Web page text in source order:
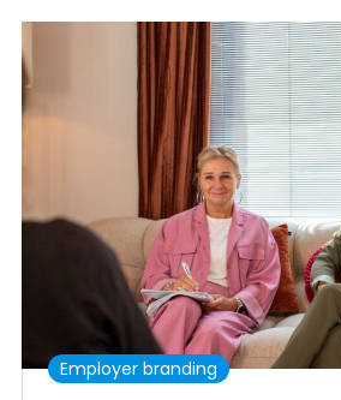
Employer branding